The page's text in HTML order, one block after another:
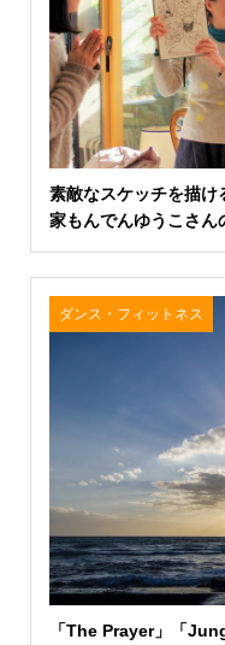
素敵なスケッチを描け
家もんでんゆうこさん
ダンス・フィットネス
「The Prayer」「